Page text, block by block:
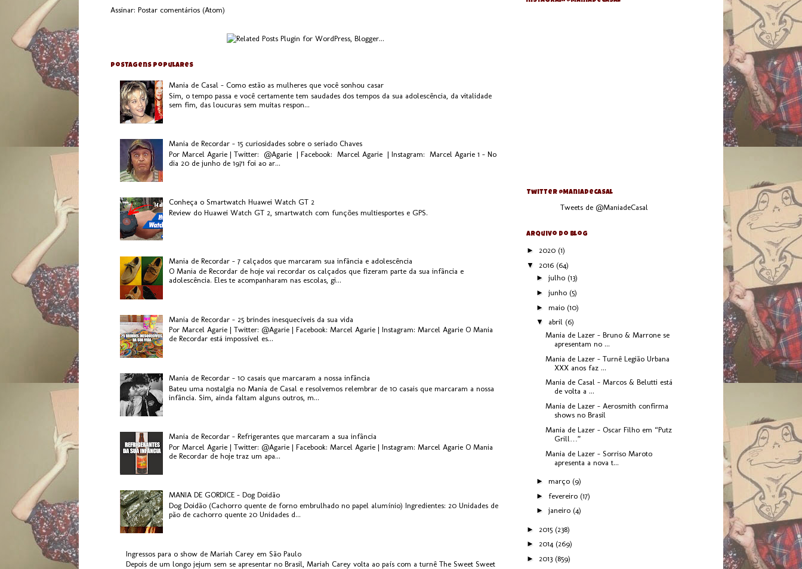
Assinar: Postar comentários (Atom)
Postagens populares
Mania de Casal - Como estão as mulheres que você sonhou casar
Sim, o tempo passa e você certamente tem saudades dos tempos da sua adolescência, da vitalidade
sem fim, das loucuras sem muitas respon...
Mania de Recordar - 15 curiosidades sobre o seriado Chaves
Por Marcel Agarie | Twitter: @Agarie | Facebook: Marcel Agarie | Instagram: Marcel Agarie 1 - No
dia 20 de junho de 1971 foi ao ar...
Conheça o Smartwatch Huawei Watch GT 2
Review do Huawei Watch GT 2, smartwatch com funções multiesportes e GPS.
Mania de Recordar - 7 calçados que marcaram sua infância e adolescência
O Mania de Recordar de hoje vai recordar os calçados que fizeram parte da sua infância e
adolescência. Eles te acompanharam nas escolas, gi...
Mania de Recordar - 25 brindes inesquecíveis da sua vida
Por Marcel Agarie | Twitter: @Agarie | Facebook: Marcel Agarie | Instagram: Marcel Agarie O Mania
de Recordar está impossível es...
Mania de Recordar - 10 casais que marcaram a nossa infância
Bateu uma nostalgia no Mania de Casal e resolvemos relembrar de 10 casais que marcaram a nossa
infância. Sim, ainda faltam alguns outros, m...
Mania de Recordar - Refrigerantes que marcaram a sua infância
Por Marcel Agarie | Twitter: @Agarie | Facebook: Marcel Agarie | Instagram: Marcel Agarie O Mania
de Recordar de hoje traz um apa...
MANIA DE GORDICE - Dog Doidão
Dog Doidão (Cachorro quente de forno embrulhado no papel alumínio) Ingredientes: 20 Unidades de
pão de cachorro quente 20 Unidades d...
Ingressos para o show de Mariah Carey em São Paulo
Depois de um longo jejum sem se apresentar no Brasil, Mariah Carey volta ao país com a turnê The Sweet Sweet
Twitter @ManiaDeCasal
Tweets de @ManiadeCasal
Arquivo do blog
► 2020 (1)
▼ 2016 (64)
► julho (13)
► junho (5)
► maio (10)
▼ abril (6)
Mania de Lazer - Bruno & Marrone se
apresentam no ...
Mania de Lazer - Turnê Legião Urbana
XXX anos faz ...
Mania de Casal - Marcos & Belutti está
de volta a ...
Mania de Lazer - Aerosmith confirma
shows no Brasil
Mania de Lazer - Oscar Filho em “Putz
Grill…”
Mania de Lazer - Sorriso Maroto
apresenta a nova t...
► março (9)
► fevereiro (17)
► janeiro (4)
► 2015 (238)
► 2014 (269)
► 2013 (859)